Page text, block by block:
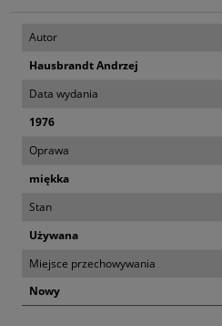
Autor
Hausbrandt Andrzej
Data wydania
1976
Oprawa
miękka
Stan
Używana
Miejsce przechowywania
Nowy